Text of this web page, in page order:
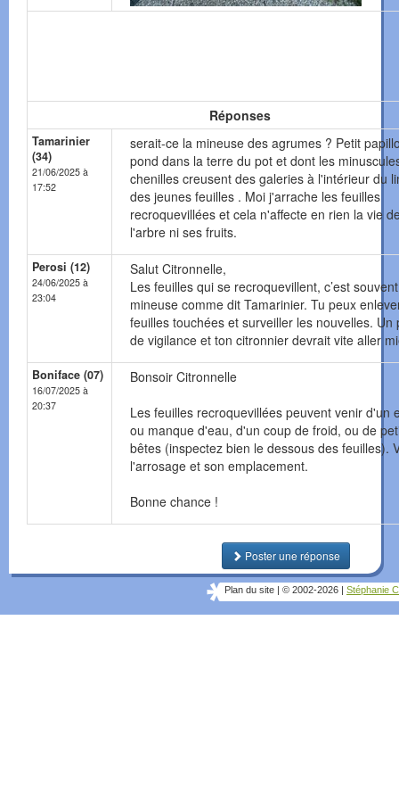
Réponses
Tamarinier
(34)
21/06/2025 à
17:52
serait-ce la mineuse des agrumes ? Petit
pond dans la terre du pot et dont les
chenilles creusent des galeries à l'intérieur du
des jeunes feuilles . Moi j'arrache les feuilles
recroquevillées et cela n'affecte en rien la vie
l'arbre ni ses fruits.
Perosi (12)
24/06/2025 à
23:04
Salut Citronnelle,
Les feuilles qui se recroquevillent, c’est
mineuse comme dit Tamarinier. Tu peux
feuilles touchées et surveiller les nouvelles. Un
de vigilance et ton citronnier devrait vite aller
Boniface (07)
16/07/2025 à
20:37
Bonsoir Citronnelle
Les feuilles recroquevillées peuvent venir d'un
ou manque d'eau, d'un coup de froid, ou de
bêtes (inspectez bien le dessous des feuilles).
l'arrosage et son emplacement.
Bonne chance !
Poster une réponse
Plan du site © 2002-2026 Stéphanie C